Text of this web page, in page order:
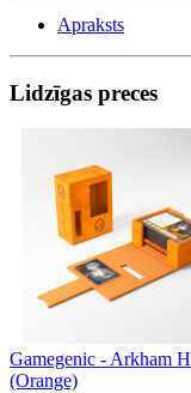
Apraksts
Lidzīgas preces
Gamegenic - Arkham
(Orange)